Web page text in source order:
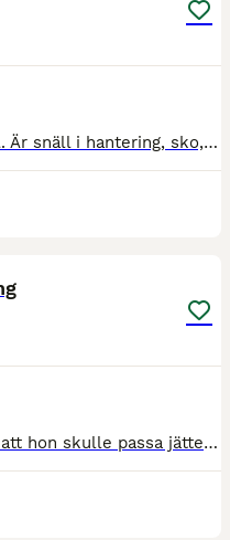
Trevligt sto säljes gärna till avel. Är snäll i hantering, sko, lasta,klippa trafiksäker även med stora fordon, går fram överallt men är stark att rida. Hon kan resa sig och även bocka vid ridning vil
Beskrivning av Sonya, vi tänker att hon skulle passa jättebra till AVEL och-/eller ridning: Detta är en häst för dig som vill lägga tid, har tålamod och har förutsättningar för att guida Sonya vidare